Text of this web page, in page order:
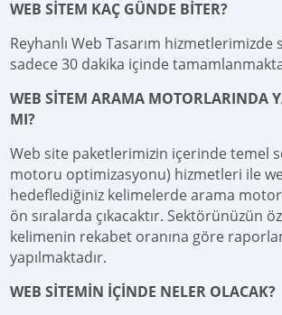
WEB SİTEM KAÇ GÜNDE BİTER?
Reyhanlı Web Tasarım
sadece 30 dakika içinde
WEB SİTEM ARAMA MOTORLARINDA
MI?
Web site paketlerimizin içerinde temel
motoru optimizasyonu) hizmetleri ile
hedeflediğiniz kelimelerde arama
ön sıralarda çıkacaktır. Sektörünüzün
kelimenin rekabet oranına göre
yapılmaktadır.
WEB SİTEMİN İÇİNDE NELER OLACAK?